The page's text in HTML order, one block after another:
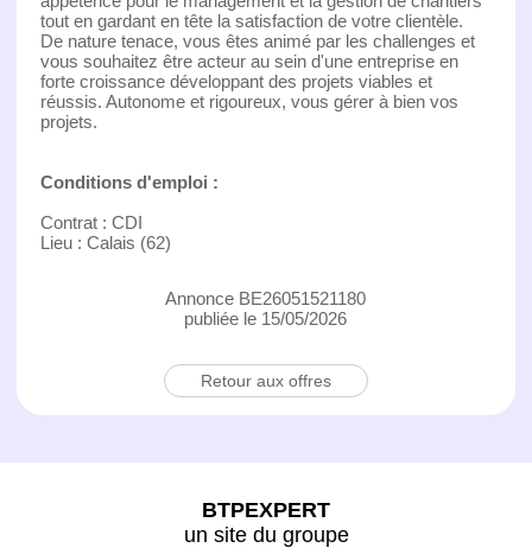
tout en gardant en tête la satisfaction de votre clientèle.
De nature tenace, vous êtes animé par les challenges et
vous souhaitez être acteur au sein d'une entreprise en
forte croissance développant des projets viables et
réussis. Autonome et rigoureux, vous gérer à bien vos
projets.
Conditions d'emploi :
Contrat : CDI
Lieu : Calais (62)
Annonce BE26051521180
publiée le 15/05/2026
Retour aux offres
BTPEXPERT
un site du groupe